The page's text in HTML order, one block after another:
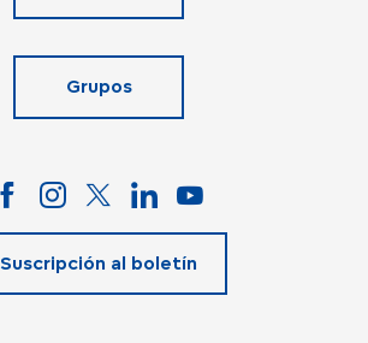
Grupos
Suscripción al boletín